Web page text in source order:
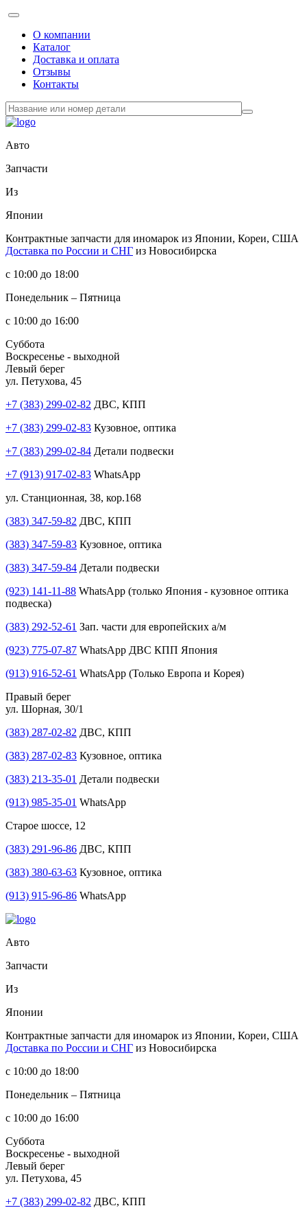
О компании
Каталог
Доставка и оплата
Отзывы
Контакты
Авто
Запчасти
Из
Японии
Контрактные запчасти для иномарок из Японии, Кореи, США
Доставка по России и СНГ из Новосибирска
с 10:00 до 18:00
Понедельник – Пятница
с 10:00 до 16:00
Суббота
Воскресенье - выходной
Левый берег
ул. Петухова, 45
+7 (383) 299-02-82 ДВС, КПП
+7 (383) 299-02-83 Кузовное, оптика
+7 (383) 299-02-84 Детали подвески
+7 (913) 917-02-83 WhatsApp
ул. Станционная, 38, кор.168
(383) 347-59-82 ДВС, КПП
(383) 347-59-83 Кузовное, оптика
(383) 347-59-84 Детали подвески
(923) 141-11-88 WhatsApp (только Япония - кузовное оптика
подвеска)
(383) 292-52-61 Зап. части для европейских а/м
(923) 775-07-87 WhatsApp ДВС КПП Япония
(913) 916-52-61 WhatsApp (Только Европа и Корея)
Правый берег
ул. Шорная, 30/1
(383) 287-02-82 ДВС, КПП
(383) 287-02-83 Кузовное, оптика
(383) 213-35-01 Детали подвески
(913) 985-35-01 WhatsApp
Старое шоссе, 12
(383) 291-96-86 ДВС, КПП
(383) 380-63-63 Кузовное, оптика
(913) 915-96-86 WhatsApp
Авто
Запчасти
Из
Японии
Контрактные запчасти для иномарок из Японии, Кореи, США
Доставка по России и СНГ из Новосибирска
с 10:00 до 18:00
Понедельник – Пятница
с 10:00 до 16:00
Суббота
Воскресенье - выходной
Левый берег
ул. Петухова, 45
+7 (383) 299-02-82 ДВС, КПП